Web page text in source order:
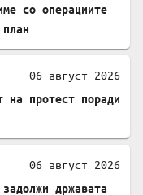
со операциите
06 август 2026
на протест поради
06 август 2026
државата